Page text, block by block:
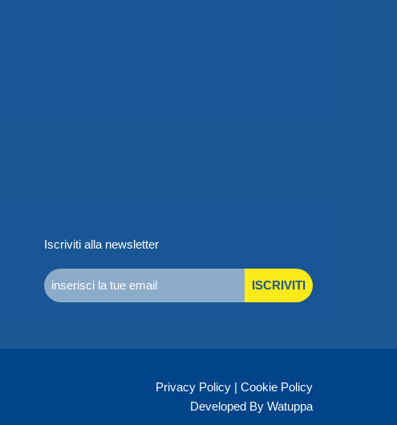
Iscriviti alla newsletter
ISCRIVITI
Privacy Policy | Cookie Policy
Developed By Watuppa